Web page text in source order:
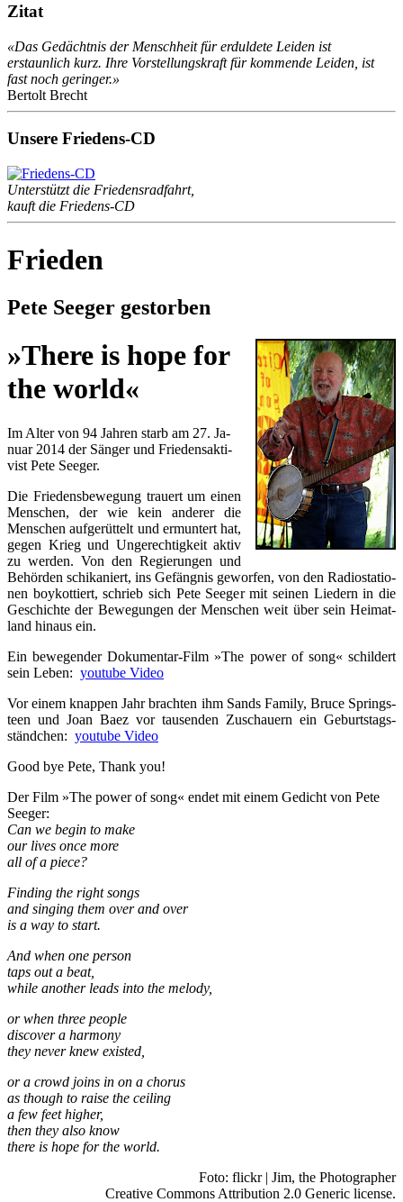
Zitat
«Das Gedächtnis der Menschheit für erduldete Leiden ist
erstaunlich kurz. Ihre Vorstellungskraft für kommende Leiden, ist
fast noch geringer.»
Bertolt Brecht
Unsere Friedens-CD
Unterstützt die Friedensradfahrt,
kauft die Friedens-CD
Frieden
Pete Seeger gestorben
»There is hope for
the world«
Im Al­ter von 94 Jah­ren starb am 27. Ja­
nu­ar 2014 der Sän­ger und Frie­dens­ak­ti­
vist Pe­te See­ger.
­
Die Frie­dens­be­we­gung trau­ert um ei­nen
Men­schen, der wie kein an­de­rer die
Men­schen auf­ge­rüt­telt und er­mun­tert hat,
ge­gen Krieg und Un­ge­rech­tig­keit ak­tiv
zu wer­den. Von den Re­gie­run­gen und
Be­hör­den schi­ka­niert, ins Ge­fäng­nis ge­wor­fen, von den Ra­dio­sta­tio­
nen boy­kot­tiert, schrieb sich Pe­te See­ger mit sei­nen Lie­dern in die
Ge­schich­te der Be­we­gun­gen der Men­schen weit über sein Hei­mat­
land hin­aus ein.
Ein be­we­gen­der Do­ku­men­tar-Film »The power of song« schil­dert
sein Le­ben: youtube Video
Vor ei­nem knap­pen Jahr brach­ten ihm Sands Fa­mi­ly, Bru­ce Springs­
teen und Jo­an Ba­ez vor tau­sen­den Zu­schau­ern ein Ge­burts­tags­
ständ­chen: youtube Video
Good bye Pete, Thank you!
Der Film »The power of song« endet mit einem Gedicht von Pete
Seeger:
Can we begin to make
our lives once more
all of a piece?
Finding the right songs
and singing them over and over
is a way to start.
And when one person
taps out a beat,
while another leads into the melody,
or when three people
discover a harmony
they never knew existed,
or a crowd joins in on a chorus
as though to raise the ceiling
a few feet higher,
then they also know
there is hope for the world.
Foto: flickr | Jim, the Photographer
Creative Commons Attribution 2.0 Generic license.